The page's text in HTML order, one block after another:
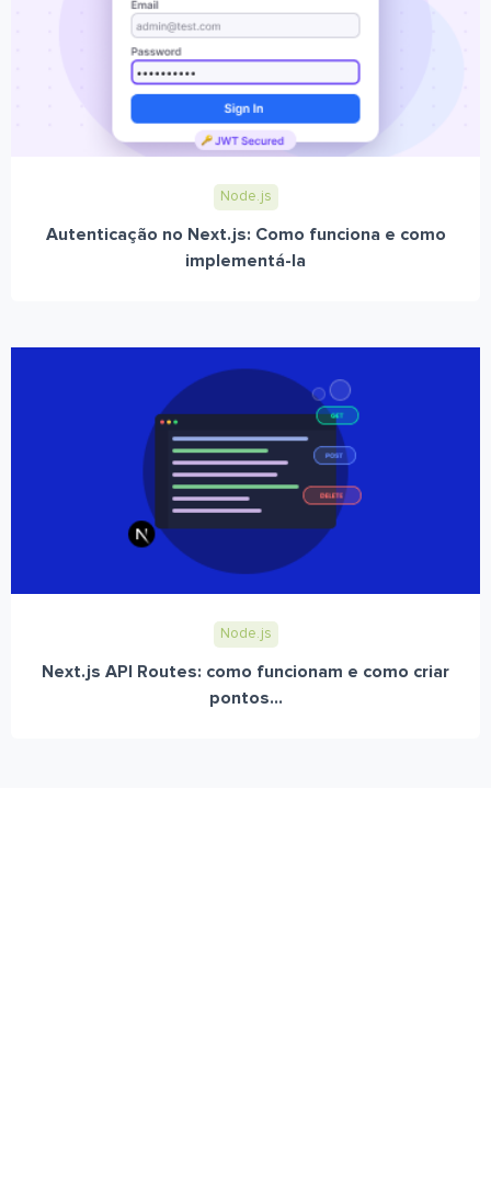
Node.js
Autenticação no Next.js: Como funciona e como
implementá-la
Node.js
Next.js API Routes: como funcionam e como criar
pontos...